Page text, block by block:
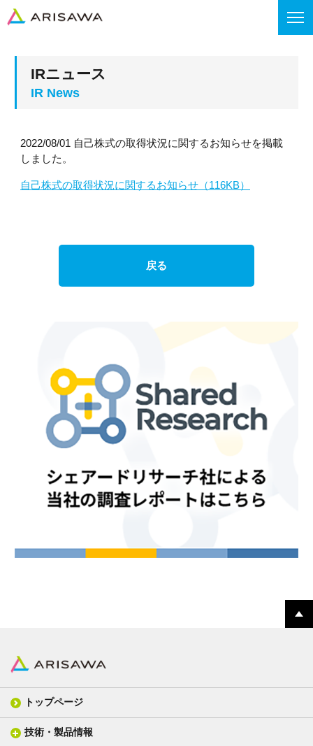
IRニュース
2022/08/01 自己株式の取得状況に関するお知らせを掲載
しました。
自己株式の取得状況に関するお知らせ（116KB）
戻る
トップページ
技術・製品情報